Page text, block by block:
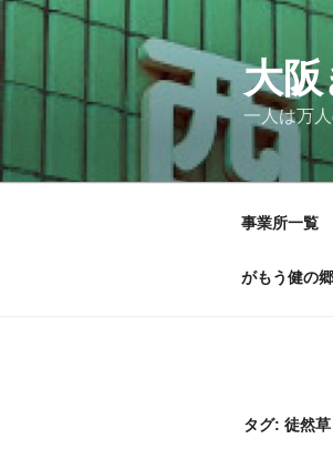
ン
ス
大
一人は万
事業所一覧
がもう健の
タグ: 徒然草